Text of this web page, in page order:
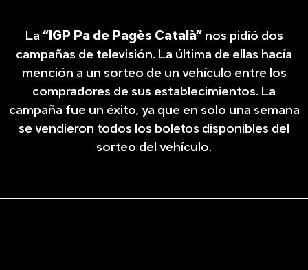
La “IGP Pa de Pagès Català”nos pidió dos
campañas de televisión. La última de ellas hacía
mención a un sorteo de un vehículo entre los
compradores de sus establecimientos. La
campaña fue un éxito, ya que en solo una semana
se vendieron todos los boletos disponibles del
sorteo del vehículo.